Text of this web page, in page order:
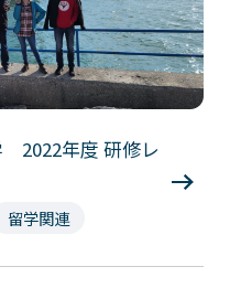
All Rights Reserved.
2022年度 研修レ
留学関連